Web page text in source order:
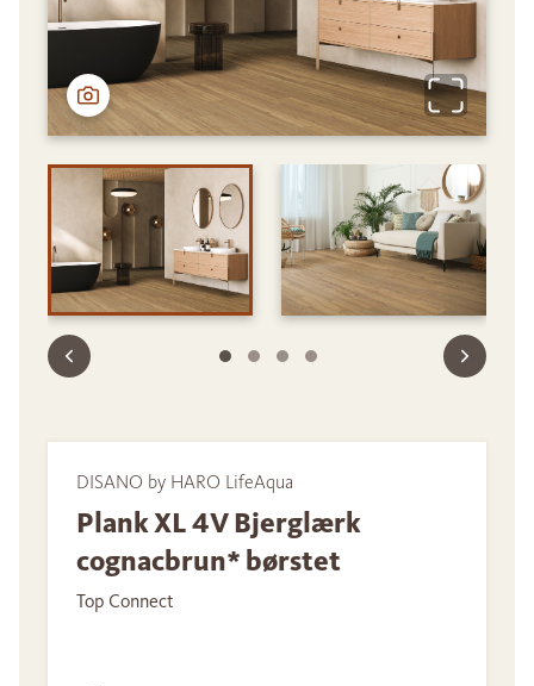
DISANO by HARO LifeAqua
Plank XL 4V Bjerglærk
cognacbrun* børstet
Top Connect